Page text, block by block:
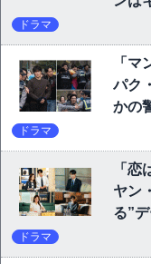
ドラマ
「マ
パク
かの
ドラマ
「
ヤン
る”
ドラマ